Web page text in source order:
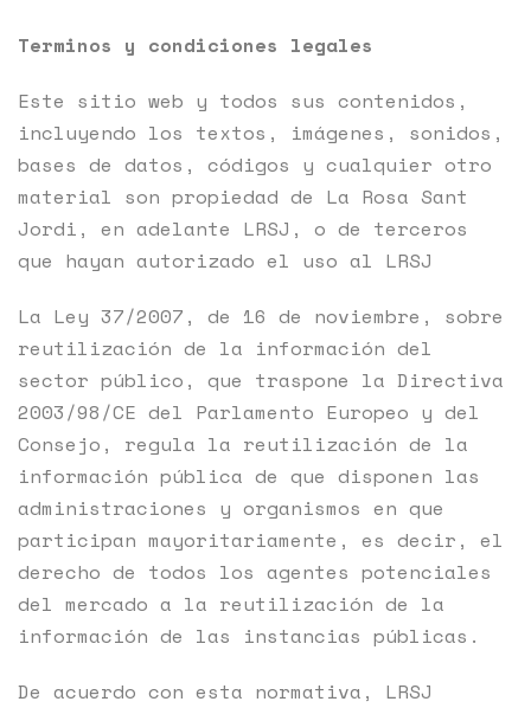
Terminos y condiciones legales
Este sitio web y todos sus contenidos,
incluyendo los textos, imágenes, sonidos,
bases de datos, códigos y cualquier otro
material son propiedad de La Rosa Sant
Jordi, en adelante LRSJ, o de terceros
que hayan autorizado el uso al LRSJ
La Ley 37/2007, de 16 de noviembre, sobre
reutilización de la información del
sector público, que traspone la Directiva
2003/98/CE del Parlamento Europeo y del
Consejo, regula la reutilización de la
información pública de que disponen las
administraciones y organismos en que
participan mayoritariamente, es decir, el
derecho de todos los agentes potenciales
del mercado a la reutilización de la
información de las instancias públicas.
De acuerdo con esta normativa, LRSJ